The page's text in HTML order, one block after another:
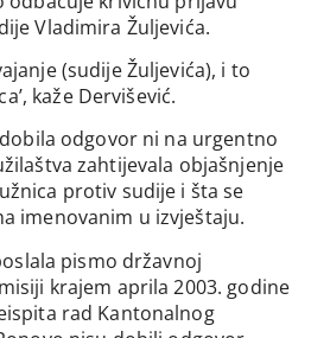
Vladimira Žuljevića.
(sudije Žuljevića), i to
kaže Dervišević.
odgovor ni na urgentno
zahtijevala objašnjenje
protiv sudije i šta se
imenovanim u izvještaju.
pismo državnoj
krajem aprila 2003. godine
rad Kantonalnog